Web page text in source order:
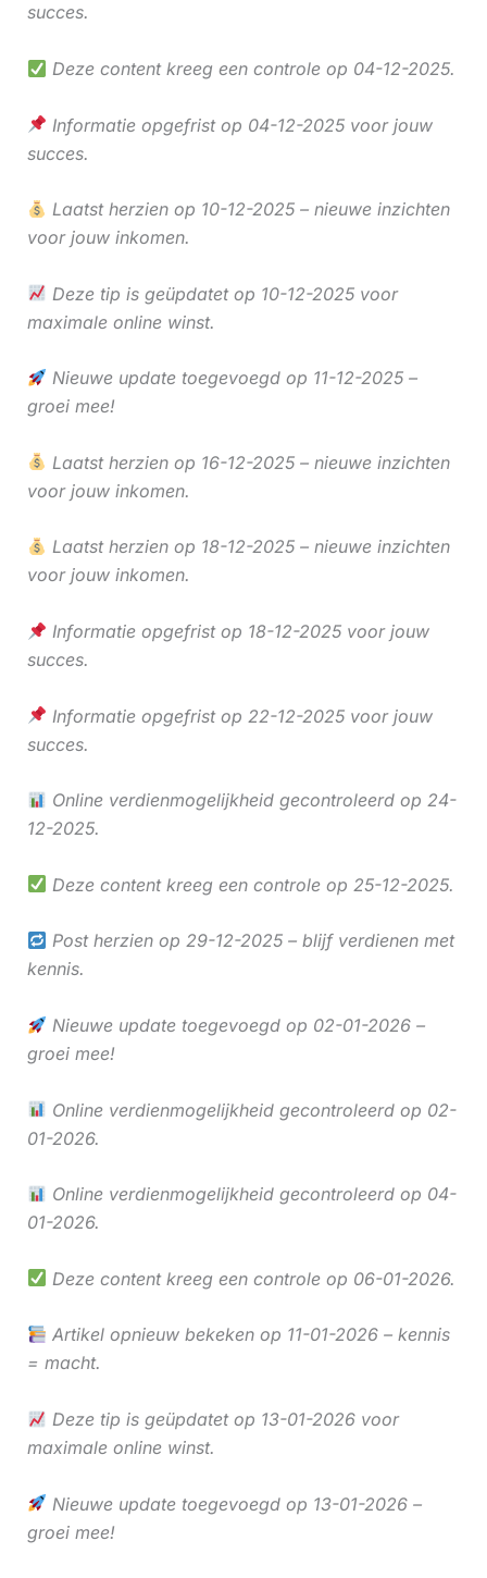
succes.
Deze content kreeg een controle op 04-12-2025.
Informatie opgefrist op 04-12-2025 voor jouw
succes.
Laatst herzien op 10-12-2025 – nieuwe inzichten
voor jouw inkomen.
Deze tip is geüpdatet op 10-12-2025 voor
maximale online winst.
Nieuwe update toegevoegd op 11-12-2025 –
groei mee!
Laatst herzien op 16-12-2025 – nieuwe inzichten
voor jouw inkomen.
Laatst herzien op 18-12-2025 – nieuwe inzichten
voor jouw inkomen.
Informatie opgefrist op 18-12-2025 voor jouw
succes.
Informatie opgefrist op 22-12-2025 voor jouw
succes.
Online verdienmogelijkheid gecontroleerd op 24-
12-2025.
Deze content kreeg een controle op 25-12-2025.
Post herzien op 29-12-2025 – blijf verdienen met
kennis.
Nieuwe update toegevoegd op 02-01-2026 –
groei mee!
Online verdienmogelijkheid gecontroleerd op 02-
01-2026.
Online verdienmogelijkheid gecontroleerd op 04-
01-2026.
Deze content kreeg een controle op 06-01-2026.
Artikel opnieuw bekeken op 11-01-2026 – kennis
= macht.
Deze tip is geüpdatet op 13-01-2026 voor
maximale online winst.
Nieuwe update toegevoegd op 13-01-2026 –
groei mee!